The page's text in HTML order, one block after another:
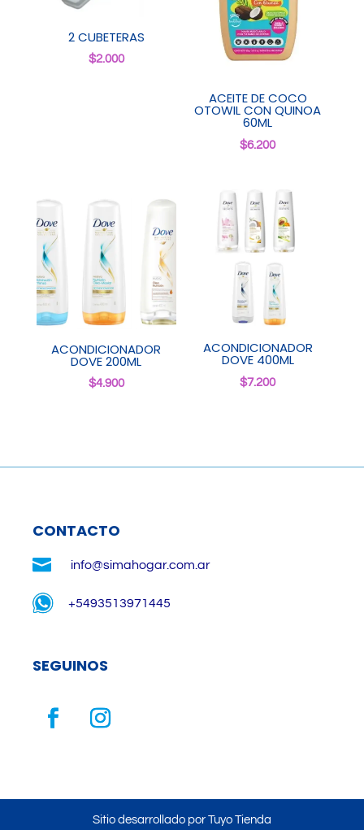
2 CUBETERAS
$2.000
ACEITE DE COCO
OTOWIL CON QUINOA
60ML
$6.200
ACONDICIONADOR
DOVE 200ML
$4.900
ACONDICIONADOR
DOVE 400ML
$7.200
CONTACTO
 info@simahogar.com.ar
+5493513971445
SEGUINOS
Sitio desarrollado por Tuyo Tienda